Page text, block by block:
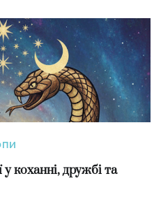
у коханні, дружбі та